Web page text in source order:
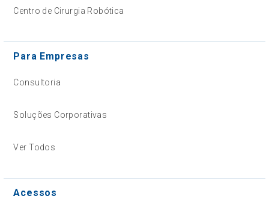
Centro de Cirurgia Robótica
Para Empresas
Consultoria
Soluções Corporativas
Ver Todos
Acessos